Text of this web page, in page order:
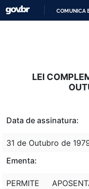
COMUNICA
LEI
Data de assinatura:
31 de Outubro de
Ementa:
PERMITE